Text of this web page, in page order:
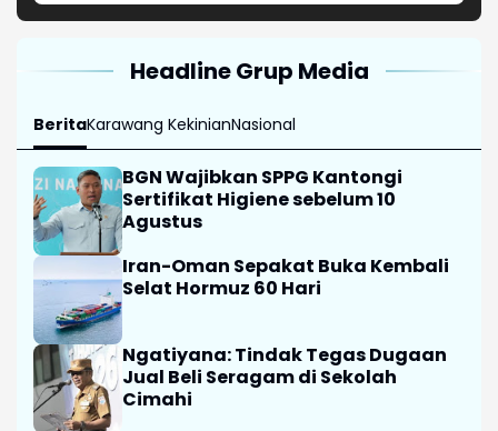
Headline Grup Media
BeritaKarawang KekinianNasional
BGN Wajibkan SPPG Kantongi
Sertifikat Higiene sebelum 10
Agustus
Iran-Oman Sepakat Buka Kembali
Selat Hormuz 60 Hari
Ngatiyana: Tindak Tegas Dugaan
Jual Beli Seragam di Sekolah
Cimahi